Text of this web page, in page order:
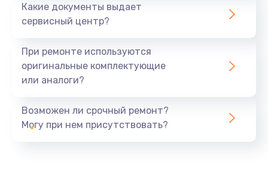
Какие документы выдает
сервисный центр?
При ремонте используются
оригинальные комплектующие
или аналоги?
Возможен ли срочный ремонт?
Могу при нем присутствовать?